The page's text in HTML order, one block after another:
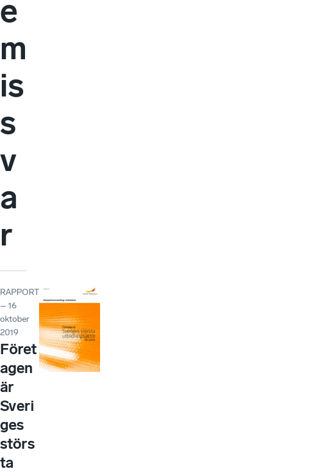
e
m
is
s
v
a
r
RAPPORT
– 16
oktober
2019
Föret
agen
är
Sveri
ges
störs
ta